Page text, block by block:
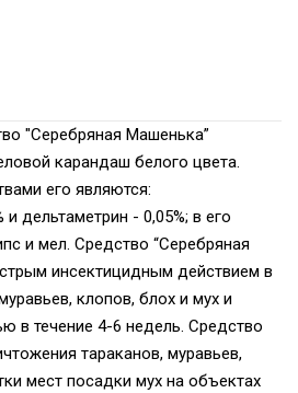
"Серебряная Машенька”
карандаш белого цвета.
его являются:
и дельтаметрин - 0,05%; в его
и мел. Средство “Серебряная
инсектицидным действием в
клопов, блох и мух и
в течение 4-6 недель. Средство
тараканов, муравьев,
мест посадки мух на объектах